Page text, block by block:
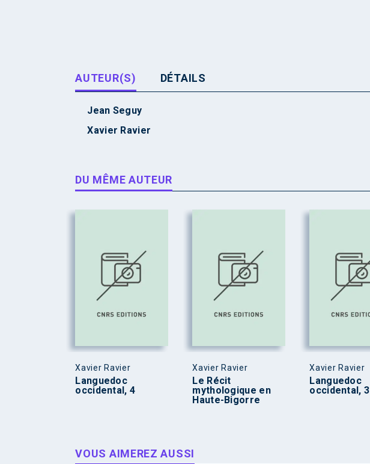
AUTEUR(S) DÉTAILS
Jean Seguy
Xavier Ravier
DU MÊME AUTEUR
Xavier Ravier
Languedoc
occidental, 4
Xavier Ravier
Le Récit
mythologique en
Haute-Bigorre
Xavier Ravier
Languedoc
occidental, 3
VOUS AIMEREZ AUSSI